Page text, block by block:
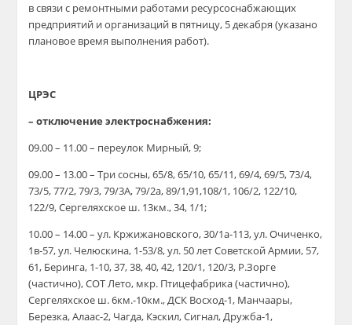
в связи с ремонтными работами ресурсоснабжающих
предприятий и организаций в пятницу, 5 декабря (указано
плановое время выполнения работ).
ЦРЭС
– отключение электроснабжения:
09.00 – 11.00 – переулок Мирный, 9;
09.00 – 13.00 – Три сосны, 65/8, 65/10, 65/11, 69/4, 69/5, 73/4,
73/5, 77/2, 79/3, 79/3А, 79/2а, 89/1,91,108/1, 106/2, 122/10,
122/9, Сергеляхское ш. 13км., 34, 1/1;
10.00 – 14.00 – ул. Кржижановского, 30/1а-113, ул. Очиченко,
1в-57, ул. Челюскина, 1-53/8, ул. 50 лет Советской Армии, 57,
61, Беринга, 1-10, 37, 38, 40, 42, 120/1, 120/3, Р.Зорге
(частично), СОТ Лето, мкр. Птицефабрика (частично),
Сергеляхское ш. 6км.-10км., ДСК Восход-1, Манчаары,
Березка, Алаас-2, Чагда, Кэскил, Сигнал, Дружба-1,